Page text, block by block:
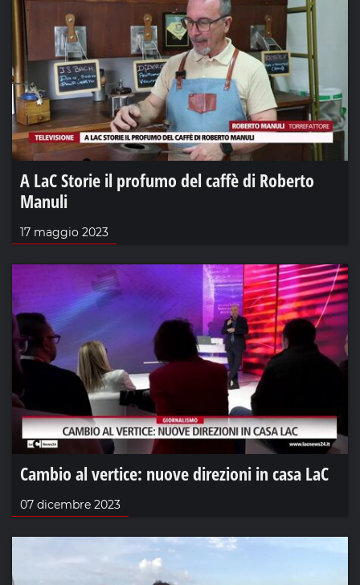
A LaC Storie il profumo del caffè di Roberto
Manuli
17 maggio 2023
Cambio al vertice: nuove direzioni in casa LaC
07 dicembre 2023